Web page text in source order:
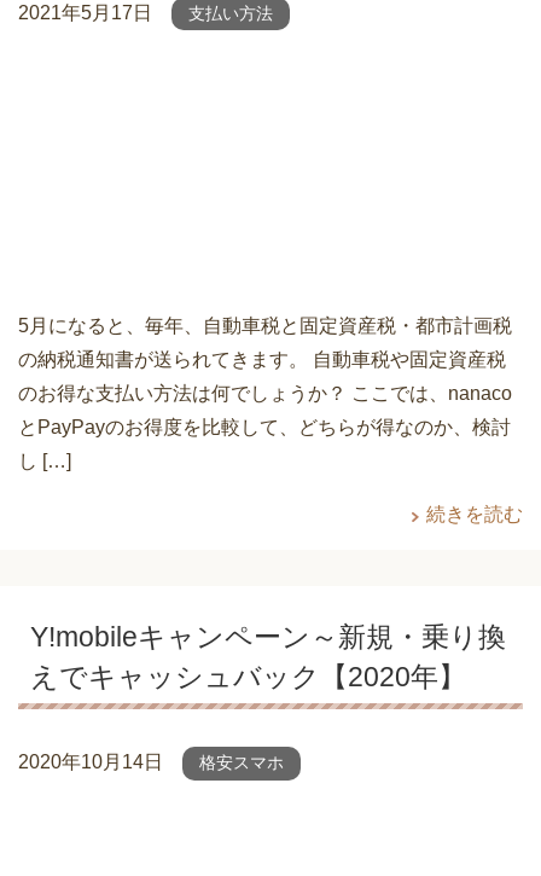
2021年5月17日 支払い方法
5月になると、毎年、自動車税と固定資産税・都市計画税
の納税通知書が送られてきます。 自動車税や固定資産税
のお得な支払い方法は何でしょうか？ ここでは、nanaco
とPayPayのお得度を比較して、どちらが得なのか、検討
し […]
続きを読む
Y!mobileキャンペーン～新規・乗り換
えでキャッシュバック【2020年】
2020年10月14日 格安スマホ